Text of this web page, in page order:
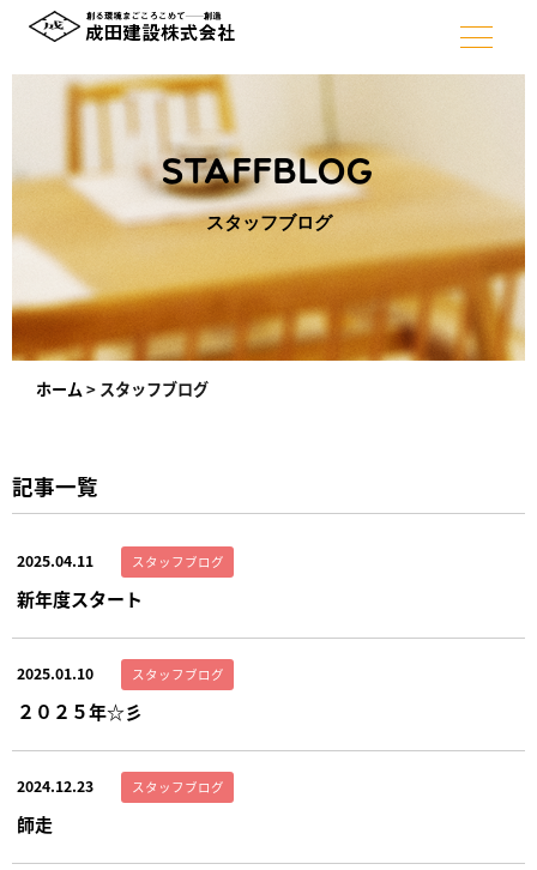
STAFFBLOG
スタッフブログ
ホーム > スタッフブログ
記事一覧
2025.04.11 スタッフブログ
新年度スタート
2025.01.10 スタッフブログ
２０２５年☆彡
2024.12.23 スタッフブログ
師走